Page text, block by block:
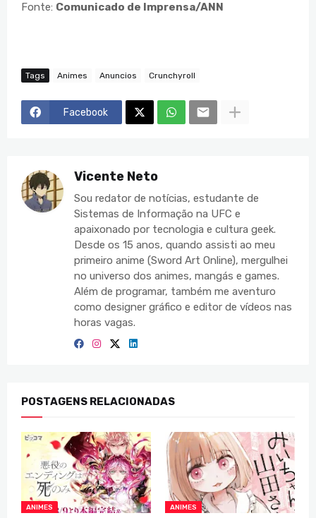
Fonte: Comunicado de Imprensa/ANN
Tags Animes Anuncios Crunchyroll
Facebook
Vicente Neto
Sou redator de notícias, estudante de
Sistemas de Informação na UFC e
apaixonado por tecnologia e cultura geek.
Desde os 15 anos, quando assisti ao meu
primeiro anime (Sword Art Online), mergulhei
no universo dos animes, mangás e games.
Além de programar, também me aventuro
como designer gráfico e editor de vídeos nas
horas vagas.
POSTAGENS RELACIONADAS
ANIMES ANIMES